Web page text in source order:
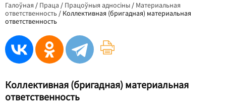
Галоўная / Праца / Працоўныя адносіны / Материальная
ответственность / Коллективная (бригадная) материальная
ответственность
Коллективная (бригадная) материальная
ответственность